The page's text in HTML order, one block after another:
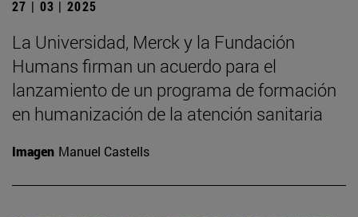
27 | 03 | 2025
La Universidad, Merck y la Fundación
Humans firman un acuerdo para el
lanzamiento de un programa de formación
en humanización de la atención sanitaria
Imagen Manuel Castells